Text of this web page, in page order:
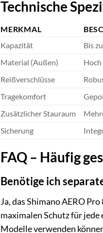
Technische
MERKMAL
Kapazität
Bis
Material (Außen)
Hoch
Reißverschlüsse
Tragekomfort
Zusätzlicher Stauraum
Sicherung
FAQ – Häufig
Benötige ich
Ja, das Shimano AERO
maximalen Schutz für
Modelle verwenden